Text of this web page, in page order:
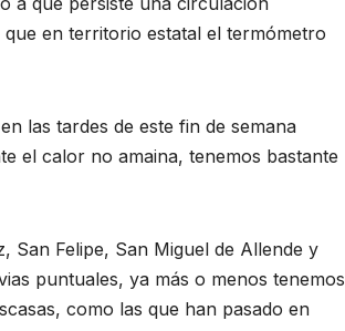
en territorio estatal el termómetro
las tardes de este fin de semana
el calor no amaina, tenemos bastante
San Felipe, San Miguel de Allende y
puntuales, ya más o menos tenemos
como las que han pasado en